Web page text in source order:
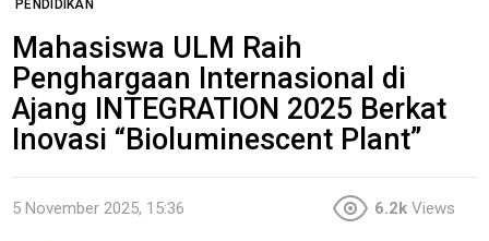
PENDIDIKAN
Mahasiswa ULM Raih
Penghargaan Internasional di
Ajang INTEGRATION 2025 Berkat
Inovasi “Bioluminescent Plant”
5 November 2025, 15:36 6.2k Views